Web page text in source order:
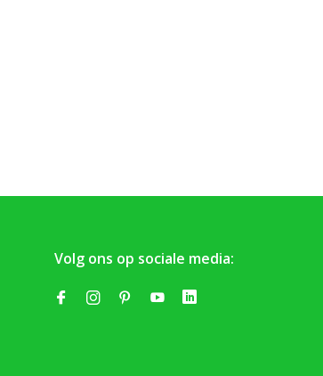
Volg ons op sociale media: